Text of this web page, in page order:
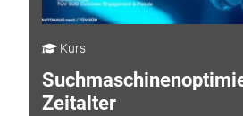
Kurs
Zeitalter